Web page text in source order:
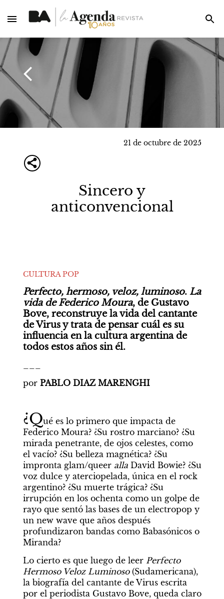
21 de octubre de 2025
Sincero y
anticonvencional
CULTURA POP
Perfecto, hermoso, veloz, luminoso. La
vida de Federico Moura, de Gustavo
Bove, reconstruye la vida del cantante
de Virus y trata de pensar cuál es su
influencia en la cultura argentina de
todos estos años sin él.
por PABLO DIAZ MARENGHI
¿Qué es lo primero que impacta de
Federico Moura? ¿Su rostro marciano? ¿Su
mirada penetrante, de ojos celestes, como
el vacío? ¿Su belleza magnética? ¿Su
impronta glam/queer alla David Bowie? ¿Su
voz dulce y aterciopelada, única en el rock
argentino? ¿Su muerte trágica? ¿Su
irrupción en los ochenta como un golpe de
rayo que sentó las bases de un electropop y
un new wave que años después
profundizaron bandas como Babasónicos o
Miranda?
Lo cierto es que luego de leer Perfecto
Hermoso Veloz Luminoso (Sudamericana),
la biografía del cantante de Virus escrita
por el periodista Gustavo Bove, queda claro